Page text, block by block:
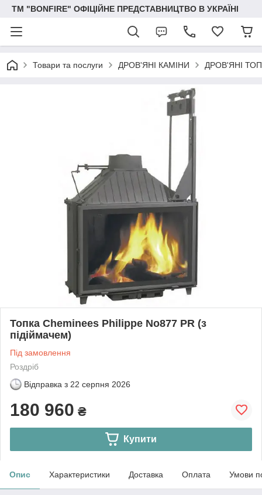
ТМ "BONFIRE" ОФІЦІЙНЕ ПРЕДСТАВНИЦТВО В УКРАЇНІ
Товари та послуги ДРОВ'ЯНІ КАМІНИ ДРОВ'ЯНІ
Топка Cheminees Philippe No877 PR (з
підіймачем)
Під замовлення
Роздріб
Відправка з 22 серпня 2026
180 960 ₴
Купити
Опис Характеристики Доставка Оплата Умови